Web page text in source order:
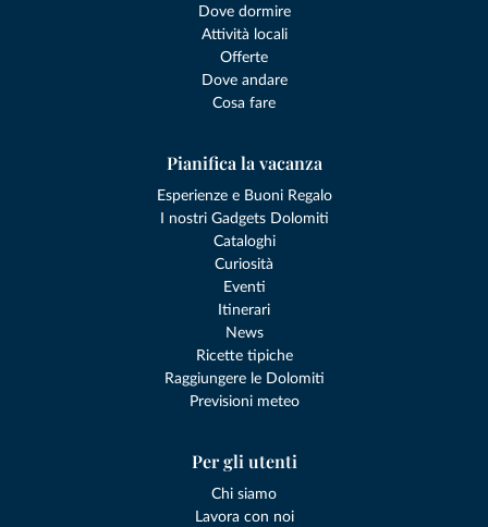
Dove dormire
Attività locali
Offerte
Dove andare
Cosa fare
Pianifica la vacanza
Esperienze e Buoni Regalo
I nostri Gadgets Dolomiti
Cataloghi
Curiosità
Eventi
Itinerari
News
Ricette tipiche
Raggiungere le Dolomiti
Previsioni meteo
Per gli utenti
Chi siamo
Lavora con noi